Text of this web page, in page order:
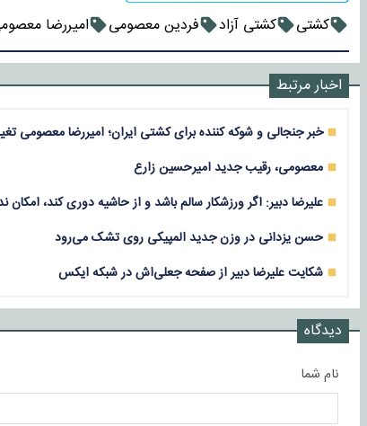
کشتی کشتی آزاد فردین معصومی امیررضا
اخبار مرتبط
خبر جنجالی و شوکه کننده برای کشتی ایران؛ امیررضا معصومی
معصومی، رقیب جدید امیرحسین زارع
علیرضا دبیر: اگر ورزشکار سالم باشد و از حاشیه دوری کند، امکان
حسن یزدانی در وزن جدید المپیکی روی تشک می‌رود
شکایت علیرضا دبیر از صفحه جعلی‌اش در شبکه ایکس
دیدگاه
نام شما